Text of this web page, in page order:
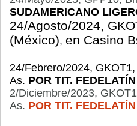
SUDAMERICANO
24/Agosto/2024,
(México), en Casino
24/Febrero/2024,
As. POR TIT.
2/Diciembre/2023,
As. POR TIT.